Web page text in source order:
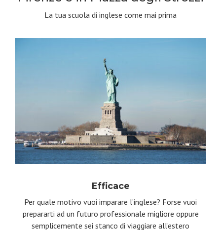
La tua scuola di inglese come mai prima
Efficace
Per quale motivo vuoi imparare l’inglese? Forse vuoi
prepararti ad un futuro professionale migliore oppure
semplicemente sei stanco di viaggiare all’estero